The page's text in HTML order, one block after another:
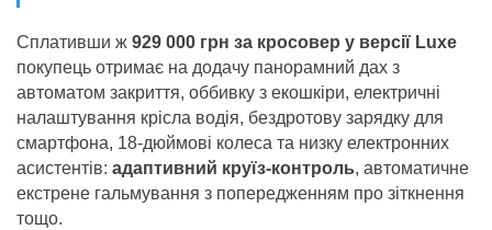
Сплативши ж 929 000 грн за кросовер у версії Luxe
покупець отримає на додачу панорамний дах з
автоматом закриття, оббивку з екошкіри, електричні
налаштування крісла водія, бездротову зарядку для
смартфона, 18-дюймові колеса та низку електронних
асистентів: адаптивний круїз-контроль, автоматичне
екстрене гальмування з попередженням про зіткнення
тощо.